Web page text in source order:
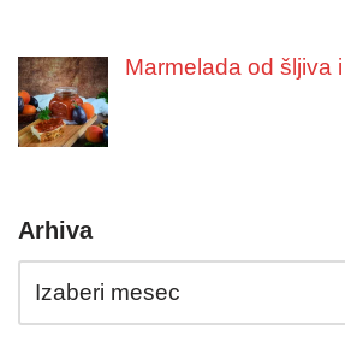
Marmelada od šljiva
Arhiva